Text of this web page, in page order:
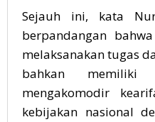
Sejauh ini, kata
berpandangan
melaksanakan tugas
bahkan
mengakomodir
kebijakan nasional